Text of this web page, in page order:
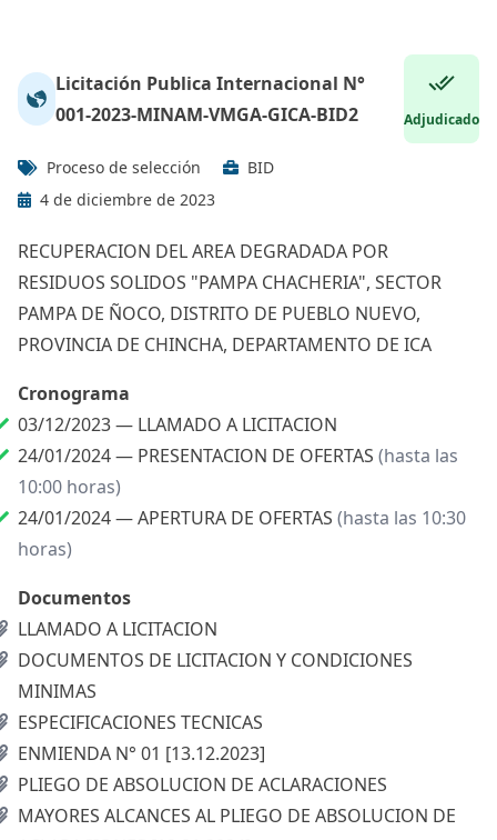
Licitación Publica Internacional N°
001-2023-MINAM-VMGA-GICA-BID2
Adjudicado
Proceso de selección
BID
4 de diciembre de 2023
RECUPERACION DEL AREA DEGRADADA POR
RESIDUOS SOLIDOS "PAMPA CHACHERIA", SECTOR
PAMPA DE ÑOCO, DISTRITO DE PUEBLO NUEVO,
PROVINCIA DE CHINCHA, DEPARTAMENTO DE ICA
Cronograma
03/12/2023 — LLAMADO A LICITACION
24/01/2024 — PRESENTACION DE OFERTAS (hasta las
10:00 horas)
24/01/2024 —APERTURA DE OFERTAS (hasta las 10:30
horas)
Documentos
LLAMADO A LICITACION
DOCUMENTOS DE LICITACION Y CONDICIONES
MINIMAS
ESPECIFICACIONES TECNICAS
ENMIENDA N° 01 [13.12.2023]
PLIEGO DE ABSOLUCION DE ACLARACIONES
MAYORES ALCANCES AL PLIEGO DE ABSOLUCION DE